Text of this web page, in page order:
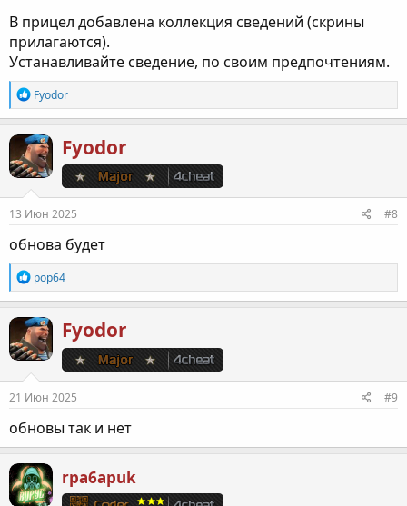
В прицел добавлена коллекция сведений (скрины
прилагаются).
Устанавливайте сведение, по своим предпочтениям.
Р
е
а
к
ц
и
и
:
Fyodor
Fyodor
13 Июн 2025 #8
обнова будет
Р
е
а
к
ц
и
и
:
pop64
Fyodor
21 Июн 2025 #9
обновы так и нет
rpa6apuk